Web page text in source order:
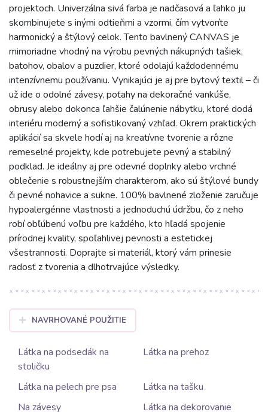
projektoch. Univerzálna sivá farba je nadčasová a ľahko ju
skombinujete s inými odtieňmi a vzormi, čím vytvoríte
harmonický a štýlový celok. Tento bavlnený CANVAS je
mimoriadne vhodný na výrobu pevných nákupných tašiek,
batohov, obalov a puzdier, ktoré odolajú každodennému
intenzívnemu používaniu. Vynikajúci je aj pre bytový textil – či
už ide o odolné závesy, poťahy na dekoračné vankúše,
obrusy alebo dokonca ľahšie čalúnenie nábytku, ktoré dodá
interiéru moderný a sofistikovaný vzhľad. Okrem praktických
aplikácií sa skvele hodí aj na kreatívne tvorenie a rôzne
remeselné projekty, kde potrebujete pevný a stabilný
podklad. Je ideálny aj pre odevné doplnky alebo vrchné
oblečenie s robustnejším charakterom, ako sú štýlové bundy
či pevné nohavice a sukne. 100% bavlnené zloženie zaručuje
hypoalergénne vlastnosti a jednoduchú údržbu, čo z neho
robí obľúbenú voľbu pre každého, kto hľadá spojenie
prírodnej kvality, spoľahlivej pevnosti a estetickej
všestrannosti. Doprajte si materiál, ktorý vám prinesie
radosť z tvorenia a dlhotrvajúce výsledky.
NAVRHOVANÉ POUŽITIE
Látka na podsedák na
stoličku
Látka na prehoz
Látka na pelech pre psa
Látka na tašku
Na závesy
Látka na dekorovanie